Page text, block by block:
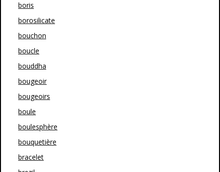
boris
borosilicate
bouchon
boucle
bouddha
bougeoir
bougeoirs
boule
boulesphère
bouquetière
bracelet